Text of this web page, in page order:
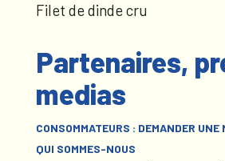
Filet de dinde cru
Partenaires,
medias
CONSOMMATEURS : DEMANDER UNE
QUI SOMMES-NOUS